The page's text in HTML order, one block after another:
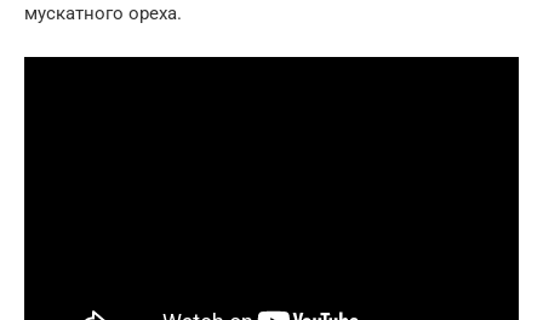
мускатного ореха.